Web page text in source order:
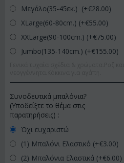
Μεγάλο(35-45εκ.) (+€28.00)
XLarge(60-80cm.) (+€55.00)
XXLarge(90-100cm.) (+€75.00)
Jumbo(135-140cm.) (+€155.00)
Συνοδευτικά μπαλόνια?
(Υποδείξτε το θέμα στις
παρατηρήσεις) :
Όχι ευχαριστώ
(1) Μπαλόνι Ελαστικό (+€3.00)
(2) Μπαλόνια Ελαστικά (+€6.00)